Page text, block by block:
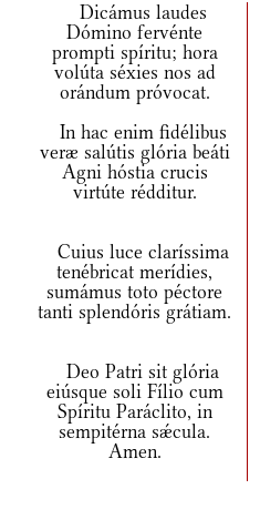
Dicámus laudes
Dómino fervénte
prompti spíritu; hora
volúta séxies nos ad
orándum próvocat.
In hac enim fidélibus
veræ salútis glória beáti
Agni hóstia crucis
virtúte rédditur.
Cuius luce claríssima
tenébricat merídies,
sumámus toto péctore
tanti splendóris grátiam.
Deo Patri sit glória
eiúsque soli Fílio cum
Spíritu Paráclito, in
sempitérna sǽcula.
Amen.